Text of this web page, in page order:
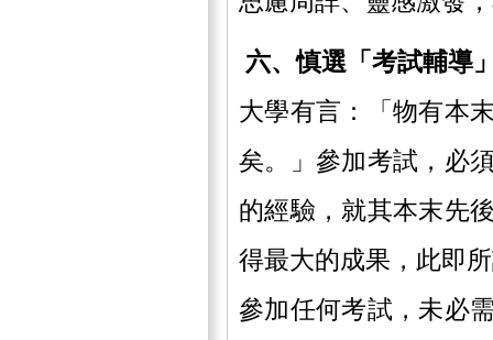
六、慎選「考試輔導
大學有言：「物有本
矣。」參加考試，必
的經驗，就其本末先
得最大的成果，此即
參加任何考試，未必